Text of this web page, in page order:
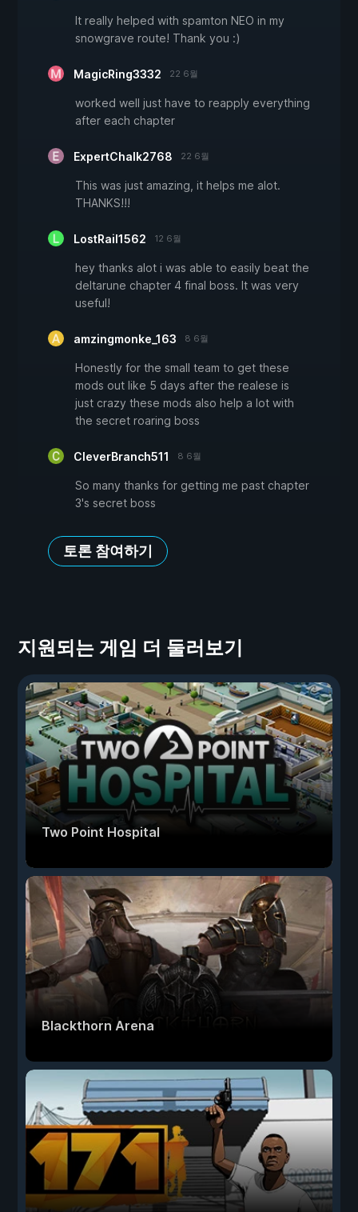
It really helped with spamton NEO in my
snowgrave route! Thank you :)
MagicRing3332 22 6월
worked well just have to reapply everything
after each chapter
ExpertChalk2768 22 6월
This was just amazing, it helps me alot.
THANKS!!!
LostRail1562 12 6월
hey thanks alot i was able to easily beat the
deltarune chapter 4 final boss. It was very
useful!
amzingmonke_163 8 6월
Honestly for the small team to get these
mods out like 5 days after the realese is
just crazy these mods also help a lot with
the secret roaring boss
CleverBranch511 8 6월
So many thanks for getting me past chapter
3's secret boss
토론 참여하기
지원되는 게임 더 둘러보기
Two Point Hospital
Blackthorn Arena